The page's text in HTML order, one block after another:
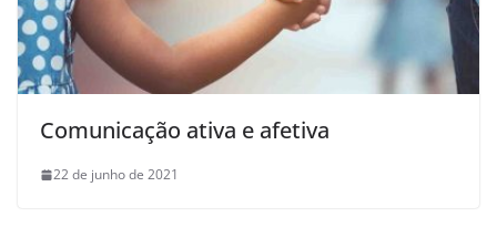
Comunicação ativa e afetiva
22 de junho de 2021